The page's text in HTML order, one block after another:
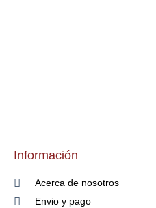
Información
Acerca de nosotros
Envio y pago